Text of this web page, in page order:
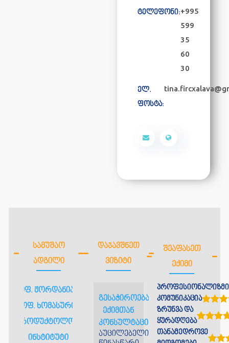
ტელეფონი:+995
599
35
60
30
ელ.
ფოსტა:
ᲡᲐᲛᲣᲨᲐᲝ
ᲐᲓᲒᲘᲚᲘ
პროფ. ჟორდანიას და
პროფ. ხომასურიძის
რეპროდუქტოლოგიის
ინსტიტუტი
ᲓᲐᲯᲐᲕᲨᲜᲔᲗ
ᲕᲘᲖᲘᲢᲘ
გესაჭიროებათ
ექიმთან
კონსულტაცია?
აუცილებელია
ᲨᲔᲐᲤᲐᲡᲔᲗ
ᲔᲥᲘᲛᲘ
პროფესიონალიზმი
კომუნიკაცია
ზრუნვა და
ყურადღება
თანამედროვე